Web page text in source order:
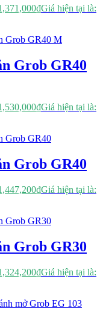
₫Giá hiện tại là:
Grob GR40
₫Giá hiện tại là:
Grob GR40
₫Giá hiện tại là:
Grob GR30
₫Giá hiện tại là: